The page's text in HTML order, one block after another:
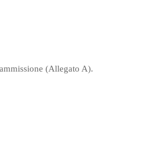
(Allegato A).